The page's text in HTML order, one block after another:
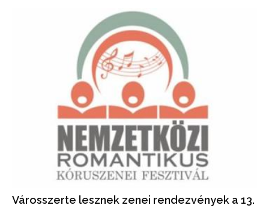
Városszerte lesznek zenei rendezvények a 13.